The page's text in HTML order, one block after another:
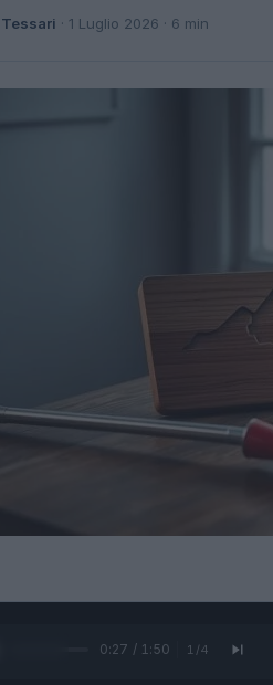
· 1 Luglio 2026 · 6 min
0:28 / 1:50 1 /4